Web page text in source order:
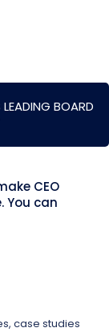
BOARD
CEO
You can
case studies